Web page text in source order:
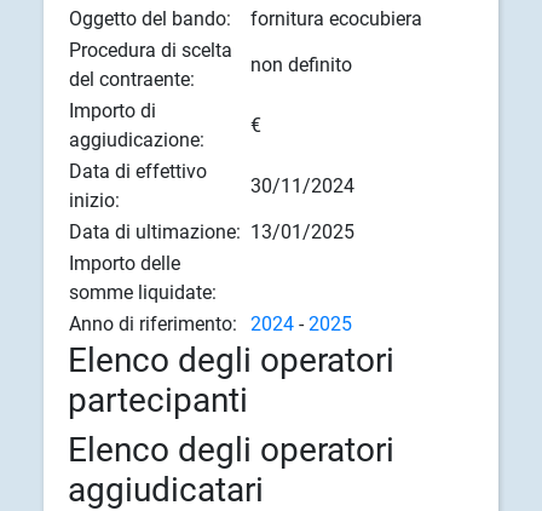
Oggetto del bando:
fornitura ecocubiera
Procedura di scelta
del contraente:
non definito
Importo di
aggiudicazione:
€
Data di effettivo
inizio:
30/11/2024
Data di ultimazione: 13/01/2025
Importo delle
somme liquidate:
Anno di riferimento:
2024-2025
Elenco degli operatori
partecipanti
Elenco degli operatori
aggiudicatari